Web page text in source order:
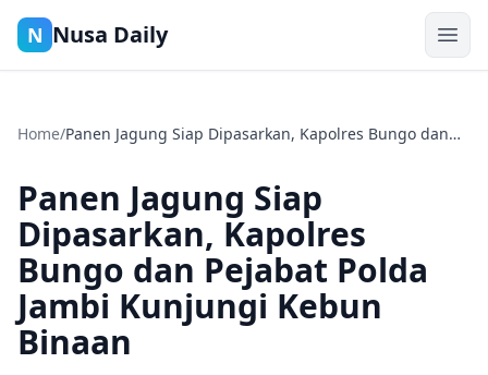
N Nusa Daily
Home/Panen Jagung Siap Dipasarkan, Kapolres Bungo dan
Panen Jagung Siap
Dipasarkan, Kapolres
Bungo dan Pejabat Polda
Jambi Kunjungi Kebun
Binaan